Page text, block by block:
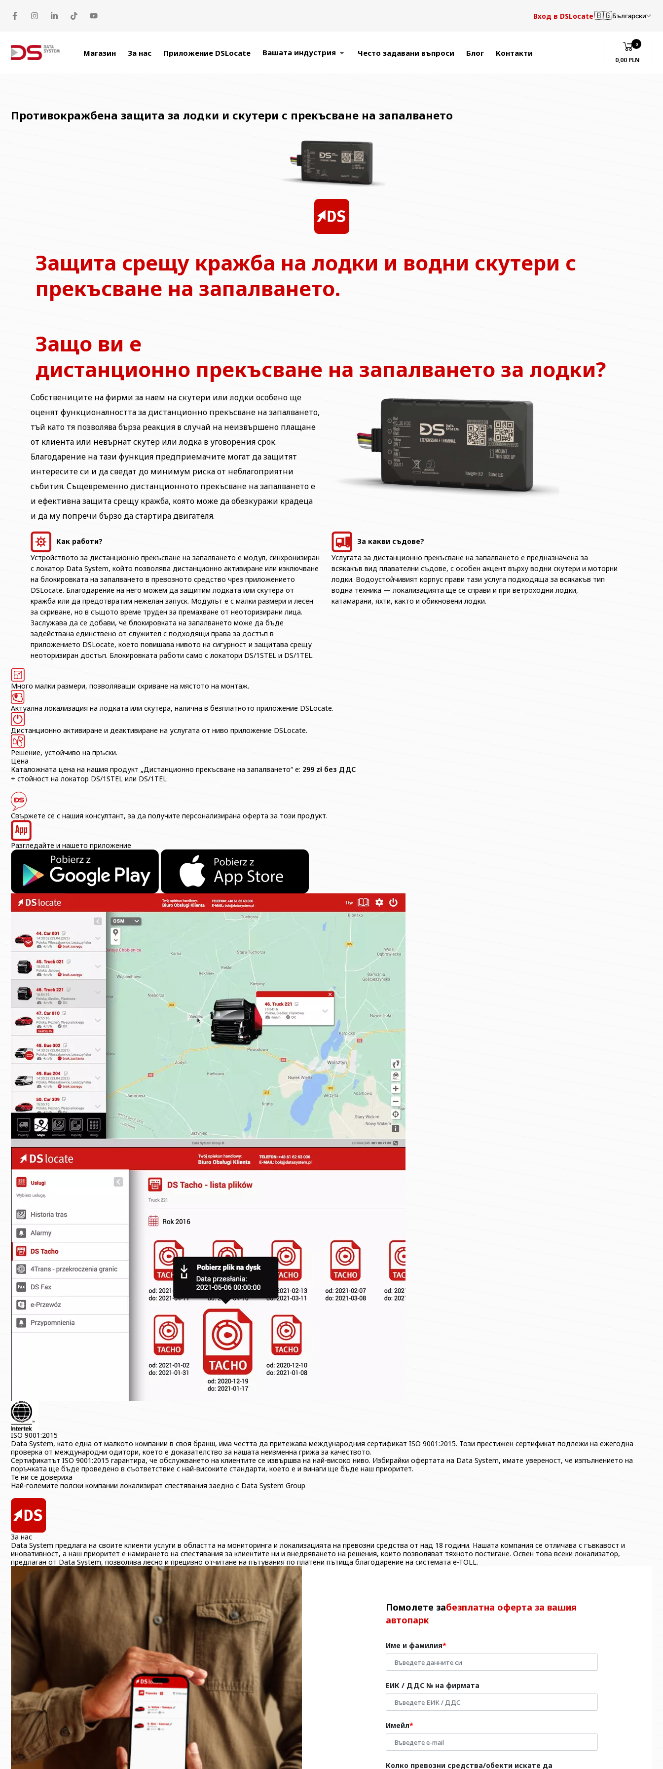
Вход в DSLocate🇧🇬Български
Магазин За нас Приложение DSLocate Вашата индустрия Често задавани въпроси Блог Контакти
0
0,00 PLN
Противокражбена защита за лодки и скутери с прекъсване на запалването
Защита срещу кражба на лодки и водни скутери с
прекъсване на запалването.
Защо ви е
дистанционно прекъсване на запалването за лодки?
Собствениците на фирми за наем на скутери или лодки особено ще
оценят функционалността за дистанционно прекъсване на запалването,
тъй като тя позволява бърза реакция в случай на неизвършено плащане
от клиента или невърнат скутер или лодка в уговорения срок.
Благодарение на тази функция предприемачите могат да защитят
интересите си и да сведат до минимум риска от неблагоприятни
събития. Същевременно дистанционното прекъсване на запалването е
и ефективна защита срещу кражба, която може да обезкуражи крадеца
и да му попречи бързо да стартира двигателя.
Как работи?
Устройството за дистанционно прекъсване на запалването е модул, синхронизиран
с локатор Data System, който позволява дистанционно активиране или изключване
на блокировката на запалването в превозното средство чрез приложението
DSLocate. Благодарение на него можем да защитим лодката или скутера от
кражба или да предотвратим нежелан запуск. Модулът е с малки размери и лесен
за скриване, но в същото време труден за премахване от неоторизирани лица.
Заслужава да се добави, че блокировката на запалването може да бъде
задействана единствено от служител с подходящи права за достъп в
приложението DSLocate, което повишава нивото на сигурност и защитава срещу
неоторизиран достъп. Блокировката работи само с локатори DS/1STEL и DS/1TEL.
За какви съдове?
Услугата за дистанционно прекъсване на запалването е предназначена за
всякакъв вид плавателни съдове, с особен акцент върху водни скутери и моторни
лодки. Водоустойчивият корпус прави тази услуга подходяща за всякакъв тип
водна техника — локализацията ще се справи и при ветроходни лодки,
катамарани, яхти, както и обикновени лодки.
Много малки размери, позволяващи скриване на мястото на монтаж.
Актуална локализация на лодката или скутера, налична в безплатното приложение DSLocate.
Дистанционно активиране и деактивиране на услугата от ниво приложение DSLocate.
Решение, устойчиво на пръски.
Цена
Каталожната цена на нашия продукт „Дистанционно прекъсване на запалването“ е: 299 zł без ДДС
+ стойност на локатор DS/1STEL или DS/1TEL
Свържете се с нашия консултант, за да получите персонализирана оферта за този продукт.
Разгледайте и нашето приложение
ISO 9001:2015
Data System, като една от малкото компании в своя бранш, има честта да притежава международния сертификат ISO 9001:2015. Този престижен сертификат подлежи на ежегодна
проверка от международни одитори, което е доказателство за нашата неизменна грижа за качеството.
Сертификатът ISO 9001:2015 гарантира, че обслужването на клиентите се извършва на най-високо ниво. Избирайки офертата на Data System, имате увереност, че изпълнението на
поръчката ще бъде проведено в съответствие с най-високите стандарти, което е и винаги ще бъде наш приоритет.
Те ни се довериха
Най-големите полски компании локализират спестявания заедно с Data System Group
За нас
Data System предлага на своите клиенти услуги в областта на мониторинга и локализацията на превозни средства от над 18 години. Нашата компания се отличава с гъвкавост и
иновативност, а наш приоритет е намирането на спестявания за клиентите ни и внедряването на решения, които позволяват тяхното постигане. Освен това всеки локализатор,
предлаган от Data System, позволява лесно и прецизно отчитане на пътувания по платени пътища благодарение на системата e-TOLL.
Помолете забезплатна оферта за вашия
автопарк
Име и фамилия
ЕИК / ДДС № на фирмата
Имейл
Колко превозни средства/обекти искате да